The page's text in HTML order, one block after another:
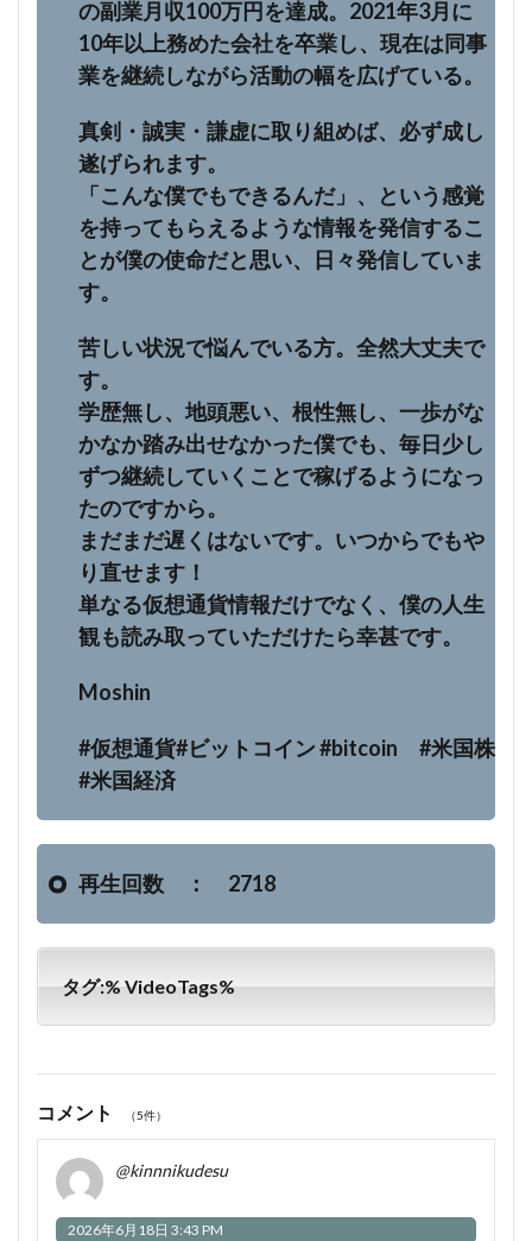
の副業月収100万円を達成。2021年3月に
10年以上務めた会社を卒業し、現在は同事
業を継続しながら活動の幅を広げている。
真剣・誠実・謙虚に取り組めば、必ず成し
遂げられます。
「こんな僕でもできるんだ」、という感覚
を持ってもらえるような情報を発信するこ
とが僕の使命だと思い、日々発信していま
す。
苦しい状況で悩んでいる方。全然大丈夫で
す。
学歴無し、地頭悪い、根性無し、一歩がな
かなか踏み出せなかった僕でも、毎日少し
ずつ継続していくことで稼げるようになっ
たのですから。
まだまだ遅くはないです。いつからでもや
り直せます！
単なる仮想通貨情報だけでなく、僕の人生
観も読み取っていただけたら幸甚です。
Moshin
#仮想通貨#ビットコイン #bitcoin #米国株
#米国経済
再生回数 ： 2718
タグ:% VideoTags%
コメント （5件）
@kinnnikudesu
2026年6月18日 3:43 PM